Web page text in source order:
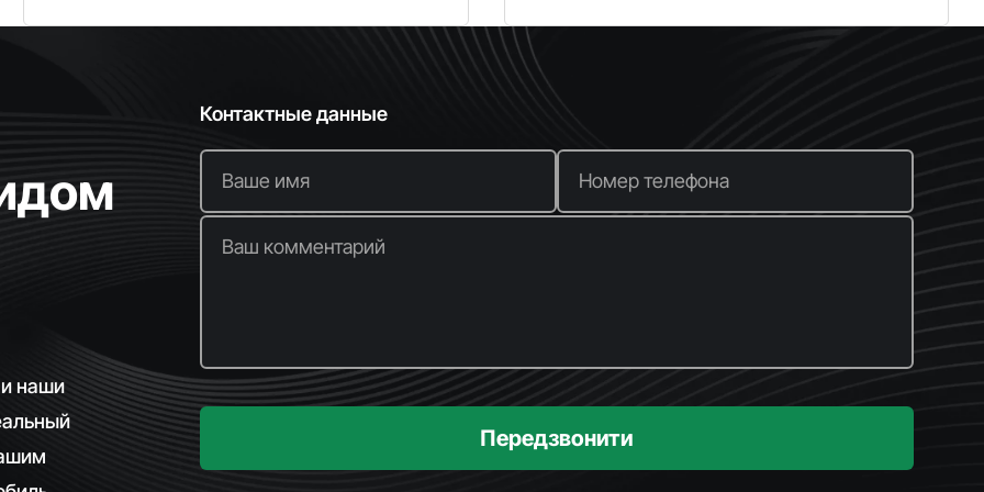
наши
Контактные данные
Ваше имя Номер телефона
Ваш комментарий
Передзвонити